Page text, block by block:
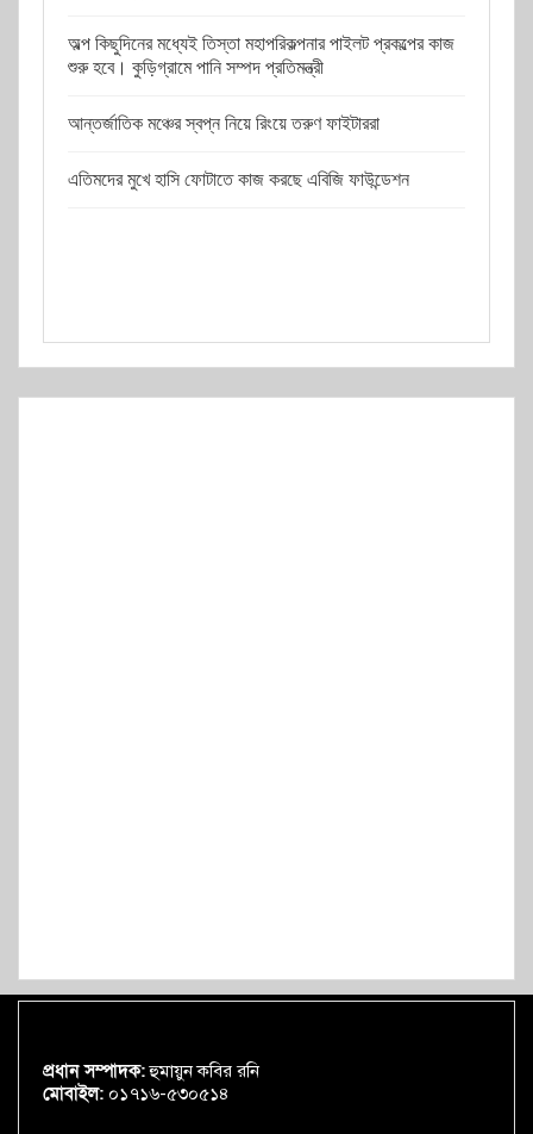
অল্প কিছুদিনের মধ্যেই তিস্তা মহাপরিকল্পনার পাইলট প্রকল্পের কাজ
শুরু হবে। কুড়িগ্রামে পানি সম্পদ প্রতিমন্ত্রী
আন্তর্জাতিক মঞ্চের স্বপ্ন নিয়ে রিংয়ে তরুণ ফাইটাররা
এতিমদের মুখে হাসি ফোটাতে কাজ করছে এবিজি ফাউন্ডেশন
প্রধান সম্পাদক:হুমায়ুন কবির রনি
মোবাইল: ০১৭১৬-৫৩০৫১৪